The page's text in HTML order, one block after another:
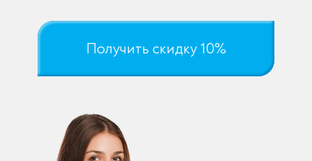
Получить скидку 10%